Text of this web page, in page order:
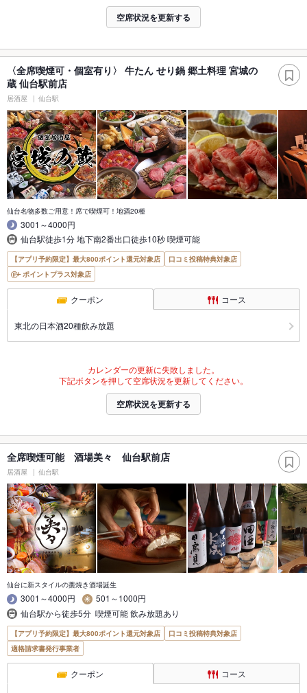
空席状況を更新する
〈全席喫煙可・個室有り〉 牛たん せり鍋 郷土料理 宮城の
蔵 仙台駅前店
居酒屋 仙台駅
仙台名物多数ご用意！席で喫煙可！地酒20種
3001～4000円
仙台駅徒歩1分 地下南2番出口徒歩10秒 喫煙可能
【アプリ予約限定】最大800ポイント還元対象店
口コミ投稿特典対象店
ポイントプラス対象店
クーポン コース
東北の日本酒20種飲み放題
カレンダーの更新に失敗しました。
下記ボタンを押して空席状況を更新してください。
空席状況を更新する
全席喫煙可能 酒場美々 仙台駅前店
居酒屋 仙台駅
仙台に新スタイルの藁焼き酒場誕生
3001～4000円
501～1000円
仙台駅から徒歩5分 喫煙可能 飲み放題あり
【アプリ予約限定】最大800ポイント還元対象店
口コミ投稿特典対象店
適格請求書発行事業者
クーポン コース